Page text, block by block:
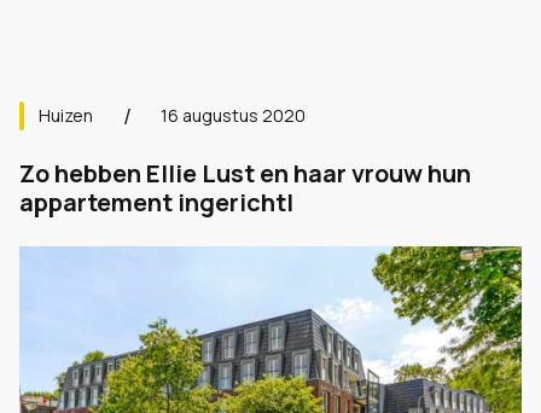
Huizen 16 augustus 2020
Zo hebben Ellie Lust en haar vrouw hun
appartement ingerichtl